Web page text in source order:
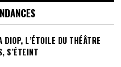
DIOP, L’ÉTOILE DU THÉÂTRE
S’ÉTEINT